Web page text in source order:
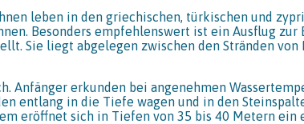
leben in den griechischen, türkischen und
Besonders empfehlenswert ist ein Ausflug
Sie liegt abgelegen zwischen den Stränden
Anfänger erkunden bei angenehmen
entlang in die Tiefe wagen und in den
eröffnet sich in Tiefen von 35 bis 40 Metern